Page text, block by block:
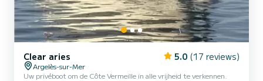
Clear aries 5.0 (17 reviews)
Argelès-sur-Mer
Uw privéboot om de Côte Vermeille in alle vrijheid te verkennen.